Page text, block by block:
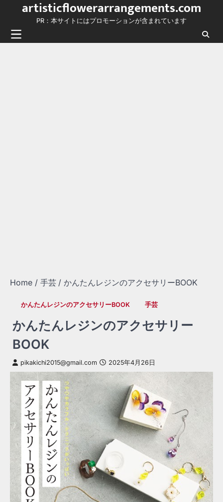
content
artisticflowerarrangements.com
PR：本サイトにはプロモーションが含まれています
Home 手芸 かんたんレジンのアクセサリーBOOK
かんたんレジンのアクセサリーBOOK 手芸
かんたんレジンのアクセサリー
BOOK
pikakichi2015@gmail.com 2025年4月26日